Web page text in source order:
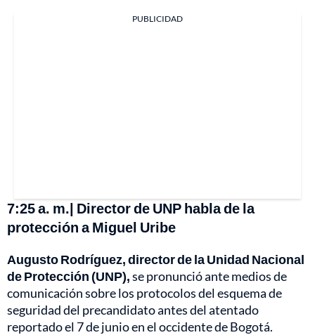
PUBLICIDAD
7:25 a. m.| Director de UNP habla de la
protección a Miguel Uribe
Augusto Rodríguez, director de la Unidad Nacional
de Protección (UNP),se pronunció ante medios de
comunicación sobre los protocolos del esquema de
seguridad del precandidato antes del atentado
reportado el 7 de junio en el occidente de Bogotá.